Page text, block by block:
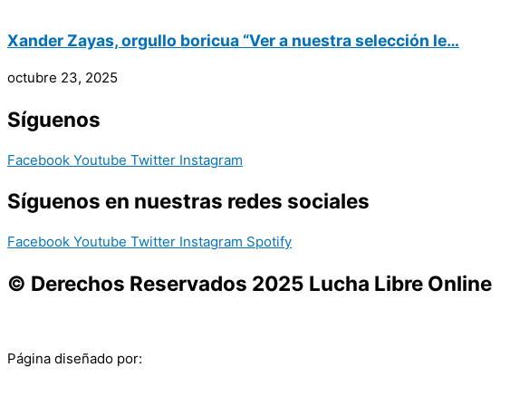
Xander Zayas, orgullo boricua “Ver a nuestra selección le…
octubre 23, 2025
Síguenos
Facebook Youtube Twitter Instagram
Síguenos en nuestras redes sociales
Facebook Youtube Twitter Instagram Spotify
© Derechos Reservados 2025 Lucha Libre Online
Página diseñado por: